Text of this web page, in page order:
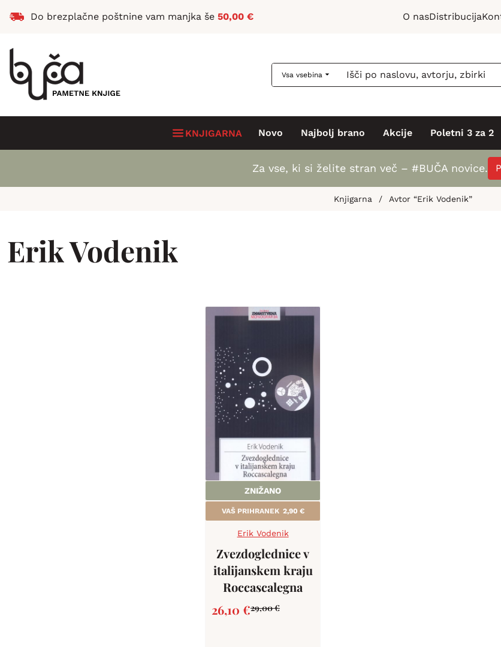
Do brezplačne poštnine vam manjka še 50,00 € O nasDistribucija
Vsa vsebina
KNJIGARNA Novo Najbolj brano Akcije Poletni 3 za 2
Za vse, ki si želite stran več – #BUČA novice.
Knjigarna / Avtor “Erik Vodenik”
Erik Vodenik
ZNIŽANO
VAŠ PRIHRANEK 2,90 €
Erik Vodenik
Zvezdoglednice v
italijanskem kraju
Roccascalegna
29,00€
26,10 €